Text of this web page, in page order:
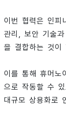
이번 협력은 인피
관리, 보안 기술과
을 결합하는 것이
이를 통해 휴머노
으로 작동할 수
대규모 상용화로